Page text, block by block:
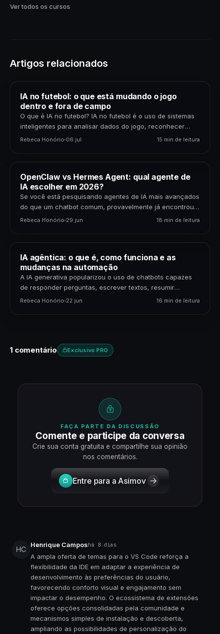
Ver todos os cursos
Artigos relacionados
IA no futebol: o que está mudando o jogo
dentro e fora de campo
O que é IA no futebol? IA no futebol é o uso de sistemas
inteligentes para analisar dados do jogo, reconhecer
padrões, gerar previsões,…
Rebeca Honório 06 jul 15 min de leitura
OpenClaw vs Hermes Agent: qual agente de
IA escolher em 2026?
Se você está pesquisando agentes de IA mais avançados
do que um chatbot comum, provavelmente já encontrou
dois nomes: OpenClaw e Hermes Agent. Os…
Rebeca Honório 29 jun 18 min de leitura
IA agêntica: o que é, como funciona e as
mudanças na automação
A IA generativa popularizou o uso de chatbots capazes
de responder perguntas, escrever textos, resumir
documentos e gerar código. Mas uma nova etapa da…
Rebeca Honório 22 jun 16 min de leitura
1 comentário Exclusivo PRO
FAÇA PARTE DA DISCUSSÃO
Comente e participe da conversa
Crie sua conta gratuita e compartilhe sua opinião
nos comentários.
Entre para a Asimov
HC
Henrique Camposhá 8 dias
A ampla oferta de temas para o VS Code reforça a
flexibilidade da IDE em adaptar a experiência de
desenvolvimento às preferências do usuário,
favorecendo conforto visual e engajamento sem
impactar o desempenho. O ecossistema de extensões
oferece opções consolidadas pela comunidade e
mecanismos simples de instalação e descoberta,
ampliando as possibilidades de personalização do